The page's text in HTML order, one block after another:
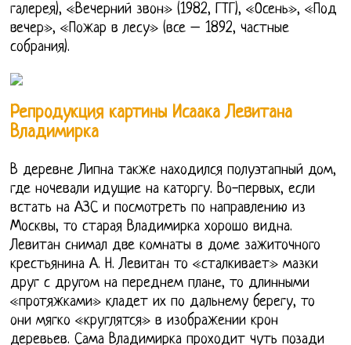
галерея), «Вечерний звон» (1982, ГТГ), «Осень», «Под
вечер», «Пожар в лесу» (все – 1892, частные
собрания).
Репродукция картины Исаака Левитана
Владимирка
В деревне Липна также находился полуэтапный дом,
где ночевали идущие на каторгу. Во-первых, если
встать на АЗС и посмотреть по направлению из
Москвы, то старая Владимирка хорошо видна.
Левитан снимал две комнаты в доме зажиточного
крестьянина А. Н. Левитан то «сталкивает» мазки
друг с другом на переднем плане, то длинными
«протяжками» кладет их по дальнему берегу, то
они мягко «круглятся» в изображении крон
деревьев. Сама Владимирка проходит чуть позади